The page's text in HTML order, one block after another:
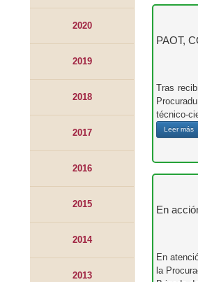
2020
2019
2018
2017
2016
2015
2014
2013
PAOT,
Tras
técnico-
Leer más
En
En
la